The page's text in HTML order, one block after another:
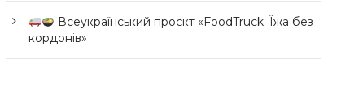
Всеукраїнський проєкт «FoodTruck: Їжа без
кордонів»